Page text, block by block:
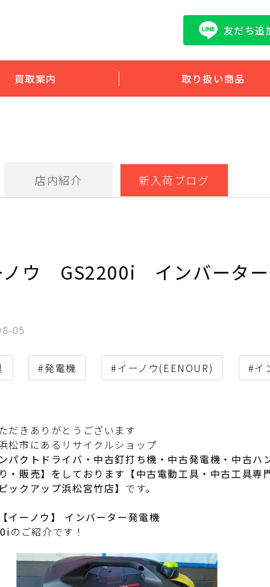
友だち追
買取案内 取り扱い商品
店内紹介 新入荷ブログ
ノウ GS2200i インバータ
05
#発電機 #イーノウ(EENOUR) #イ
だきありがとうございます
松市にあるリサイクルショップ
パクトドライバ・中古釘打ち機・中古発電機・中古ハ
・販売】をしております【中古電動工具・中古工具専
ックアップ浜松宮竹店】 です。
イーノウ】 インバーター発電機
のご紹介です！